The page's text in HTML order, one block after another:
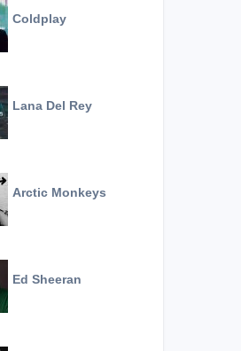
Coldplay
Lana Del Rey
Arctic Monkeys
Ed Sheeran